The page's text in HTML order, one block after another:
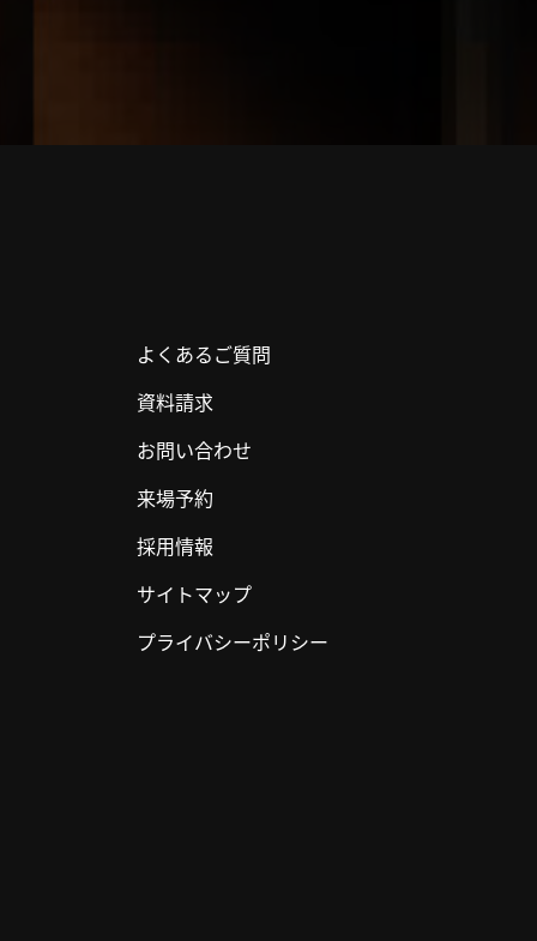
よくあるご質問
資料請求
お問い合わせ
来場予約
採用情報
サイトマップ
プライバシーポリシー